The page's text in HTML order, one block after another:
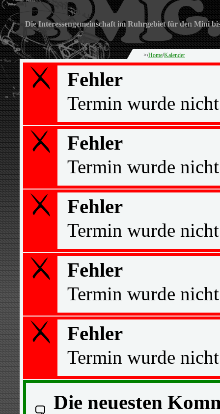
Die Interessengemeinschaft im Ruhrgebiet für den Mini
>/Home/Kalender
Fehler
Termin wurde
Fehler
Termin wurde
Fehler
Termin wurde
Fehler
Termin wurde
Fehler
Termin wurde
Die neuesten